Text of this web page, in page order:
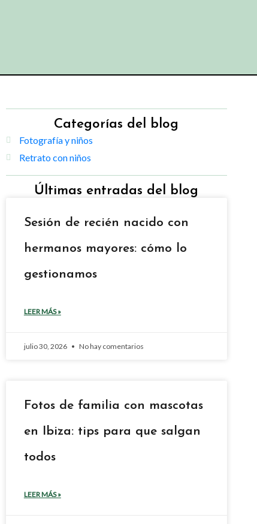
Categorías del blog
Fotografía y niños
Retrato con niños
Últimas entradas del blog
Sesión de recién nacido con
hermanos mayores: cómo lo
gestionamos
LEER MÁS »
julio 30, 2026 No hay comentarios
Fotos de familia con mascotas
en Ibiza: tips para que salgan
todos
LEER MÁS »